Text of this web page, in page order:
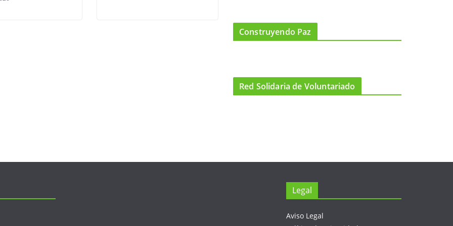
Construyendo Paz
Red Solidaria de Voluntariado
Legal
Aviso Legal